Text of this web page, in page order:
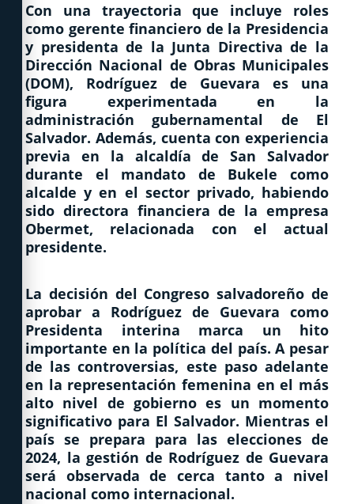
Con una trayectoria que incluye roles
como gerente financiero de la Presidencia
y presidenta de la Junta Directiva de la
Dirección Nacional de Obras Municipales
(DOM), Rodríguez de Guevara es una
figura experimentada en la
administración gubernamental de El
Salvador. Además, cuenta con experiencia
previa en la alcaldía de San Salvador
durante el mandato de Bukele como
alcalde y en el sector privado, habiendo
sido directora financiera de la empresa
Obermet, relacionada con el actual
presidente.
La decisión del Congreso salvadoreño de
aprobar a Rodríguez de Guevara como
Presidenta interina marca un hito
importante en la política del país. A pesar
de las controversias, este paso adelante
en la representación femenina en el más
alto nivel de gobierno es un momento
significativo para El Salvador. Mientras el
país se prepara para las elecciones de
2024, la gestión de Rodríguez de Guevara
será observada de cerca tanto a nivel
nacional como internacional.